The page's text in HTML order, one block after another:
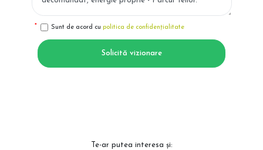
Sunt de acord cu politica de confidențialitate
Solicită vizionare
Te-ar putea interesa și: